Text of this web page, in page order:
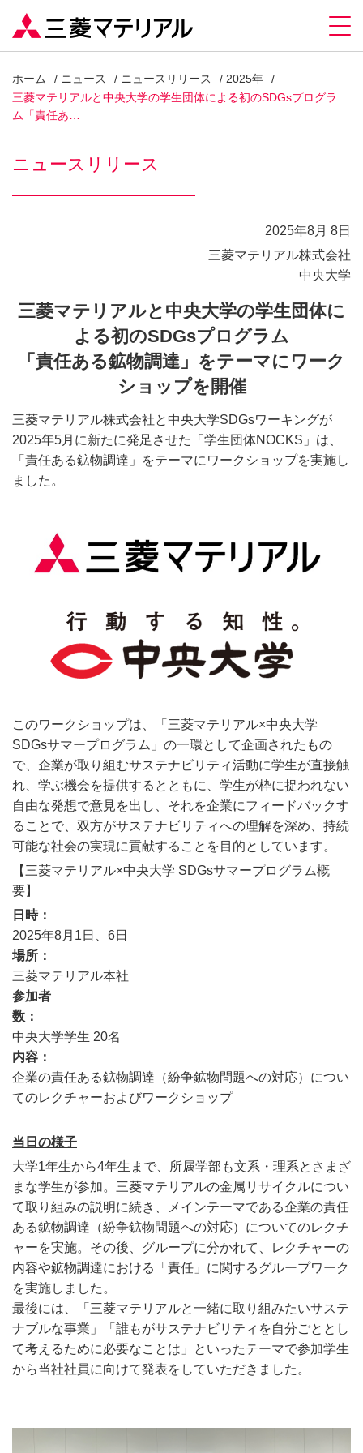
ホーム ニュース ニュースリリース
2025年
三菱マテリアルと中央大学の学生団体による初のSDGsプログラ
ム「責任あ…
ニュースリリース
2025年8月 8日
三菱マテリアル株式会社
中央大学
三菱マテリアルと中央大学の学生団体に
よる初のSDGsプログラム
「責任ある鉱物調達」をテーマにワーク
ショップを開催
三菱マテリアル株式会社と中央大学SDGsワーキングが
2025年5月に新たに発足させた「学生団体NOCKS」は、
「責任ある鉱物調達」をテーマにワークショップを実施し
ました。
このワークショップは、「三菱マテリアル×中央大学
SDGsサマープログラム」の一環として企画されたもの
で、企業が取り組むサステナビリティ活動に学生が直接触
れ、学ぶ機会を提供するとともに、学生が枠に捉われない
自由な発想で意見を出し、それを企業にフィードバックす
ることで、双方がサステナビリティへの理解を深め、持続
可能な社会の実現に貢献することを目的としています。
【三菱マテリアル×中央大学 SDGsサマープログラム概
要】
日時
2025年8月1日、6日
場所
三菱マテリアル本社
参加者
数
中央大学学生 20名
内容
企業の責任ある鉱物調達（紛争鉱物問題への対応）につい
てのレクチャーおよびワークショップ
当日の様子
大学1年生から4年生まで、所属学部も文系・理系とさまざ
まな学生が参加。三菱マテリアルの金属リサイクルについ
て取り組みの説明に続き、メインテーマである企業の責任
ある鉱物調達（紛争鉱物問題への対応）についてのレクチ
ャーを実施。その後、グループに分かれて、レクチャーの
内容や鉱物調達における「責任」に関するグループワーク
を実施しました。
最後には、「三菱マテリアルと一緒に取り組みたいサステ
ナブルな事業」「誰もがサステナビリティを自分ごととし
て考えるために必要なことは」といったテーマで参加学生
から当社社員に向けて発表をしていただきました。